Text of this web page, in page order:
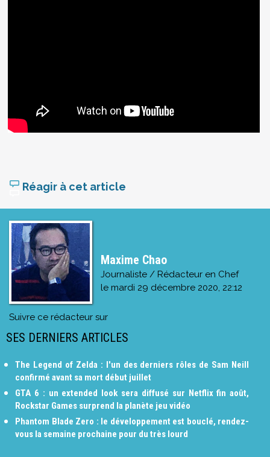
Réagir à cet article
Maxime Chao
Journaliste / Rédacteur en Chef
le mardi 29 décembre 2020, 22:12
Suivre ce rédacteur sur
SES DERNIERS ARTICLES
The Legend of Zelda : l'un des derniers rôles de Sam Neill
confirmé avant sa mort début juillet
GTA 6 : un extended look sera diffusé sur Netflix fin août,
Rockstar Games surprend la planète jeu vidéo
Phantom Blade Zero : le développement est bouclé, rendez-
vous la semaine prochaine pour du très lourd